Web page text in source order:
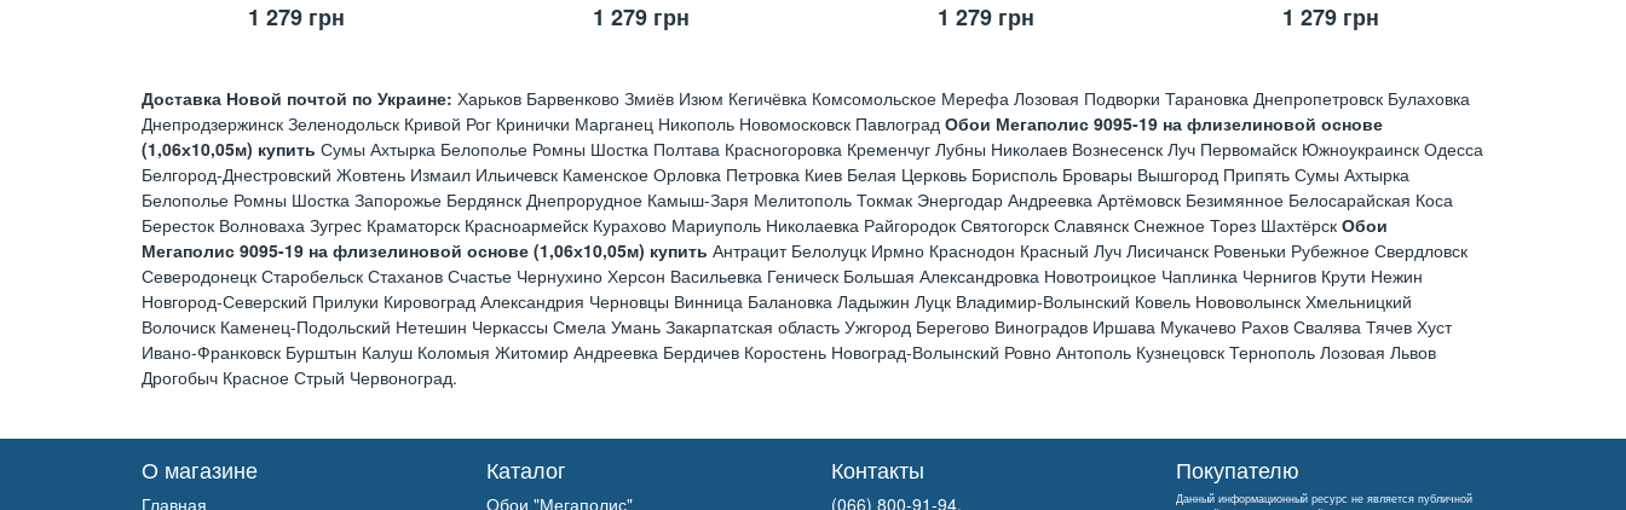
1 279грн 1 279грн 1 279грн 1 279грн
Доставка Новой почтой по Украине: Харьков Барвенково Змиёв Изюм Кегичёвка Комсомольское Мерефа Лозовая Подворки Тарановка Днепропетровск Булаховка
Днепродзержинск Зеленодольск Кривой Рог Кринички Марганец Никополь Новомосковск Павлоград Обои Мегаполис 9095-19 на флизелиновой основе
(1,06х10,05м) купить Сумы Ахтырка Белополье Ромны Шостка Полтава Красногоровка Кременчуг Лубны Николаев Вознесенск Луч Первомайск Южноукраинск Одесса
Белгород-Днестровский Жовтень Измаил Ильичевск Каменское Орловка Петровка Киев Белая Церковь Борисполь Бровары Вышгород Припять Сумы Ахтырка
Белополье Ромны Шостка Запорожье Бердянск Днепрорудное Камыш-Заря Мелитополь Токмак Энергодар Андреевка Артёмовск Безимянное Белосарайская Коса
Бересток Волноваха Зугрес Краматорск Красноармейск Курахово Мариуполь Николаевка Райгородок Святогорск Славянск Снежное Торез Шахтёрск Обои
Мегаполис 9095-19 на флизелиновой основе (1,06х10,05м) купить Антрацит Белолуцк Ирмно Краснодон Красный Луч Лисичанск Ровеньки Рубежное Свердловск
Северодонецк Старобельск Стаханов Счастье Чернухино Херсон Васильевка Геническ Большая Александровка Новотроицкое Чаплинка Чернигов Крути Нежин
Новгород-Северский Прилуки Кировоград Александрия Черновцы Винница Балановка Ладыжин Луцк Владимир-Волынский Ковель Нововолынск Хмельницкий
Волочиск Каменец-Подольский Нетешин Черкассы Смела Умань Закарпатская область Ужгород Берегово Виноградов Иршава Мукачево Рахов Свалява Тячев Хуст
Ивано-Франковск Бурштын Калуш Коломыя Житомир Андреевка Бердичев Коростень Новоград-Волынский Ровно Антополь Кузнецовск Тернополь Лозовая Львов
Дрогобыч Красное Стрый Червоноград.
О магазине
Главная
Каталог
Обои "Мегаполис"
Контакты
(066) 800-91-94,
Покупателю
Данный информационный ресурс не является публичной